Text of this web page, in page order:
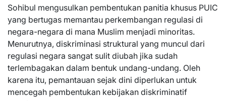
Sohibul mengusulkan pembentukan panitia khusus PUIC
yang bertugas memantau perkembangan regulasi di
negara-negara di mana Muslim menjadi minoritas.
Menurutnya, diskriminasi struktural yang muncul dari
regulasi negara sangat sulit diubah jika sudah
terlembagakan dalam bentuk undang-undang. Oleh
karena itu, pemantauan sejak dini diperlukan untuk
mencegah pembentukan kebijakan diskriminatif